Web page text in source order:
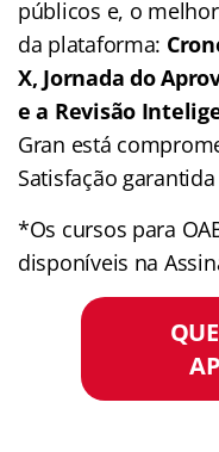
públicos e, o
da plataforma:
X, Jornada do
e a Revisão
Gran está
Satisfação
*Os cursos para
disponíveis na